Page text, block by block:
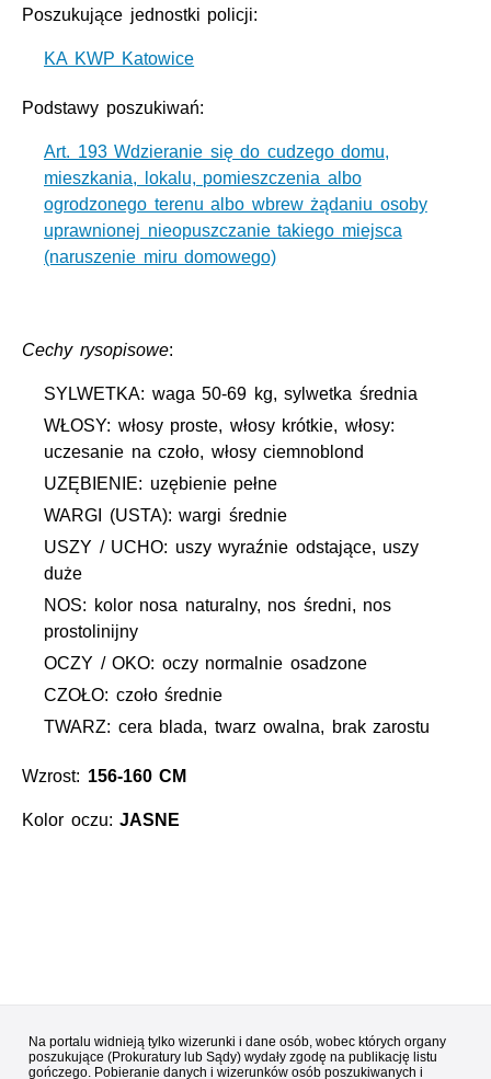
Poszukujące jednostki policji:
KA KWP Katowice
Podstawy poszukiwań:
Art. 193 Wdzieranie się do cudzego domu,
mieszkania, lokalu, pomieszczenia albo
ogrodzonego terenu albo wbrew żądaniu osoby
uprawnionej nieopuszczanie takiego miejsca
(naruszenie miru domowego)
Cechy rysopisowe:
SYLWETKA: waga 50-69 kg, sylwetka średnia
WŁOSY: włosy proste, włosy krótkie, włosy:
uczesanie na czoło, włosy ciemnoblond
UZĘBIENIE: uzębienie pełne
WARGI (USTA): wargi średnie
USZY / UCHO: uszy wyraźnie odstające, uszy
duże
NOS: kolor nosa naturalny, nos średni, nos
prostolinijny
OCZY / OKO: oczy normalnie osadzone
CZOŁO: czoło średnie
TWARZ: cera blada, twarz owalna, brak zarostu
Wzrost: 156-160 CM
Kolor oczu:JASNE
Na portalu widnieją tylko wizerunki i dane osób, wobec których organy
poszukujące (Prokuratury lub Sądy) wydały zgodę na publikację listu
gończego. Pobieranie danych i wizerunków osób poszukiwanych i